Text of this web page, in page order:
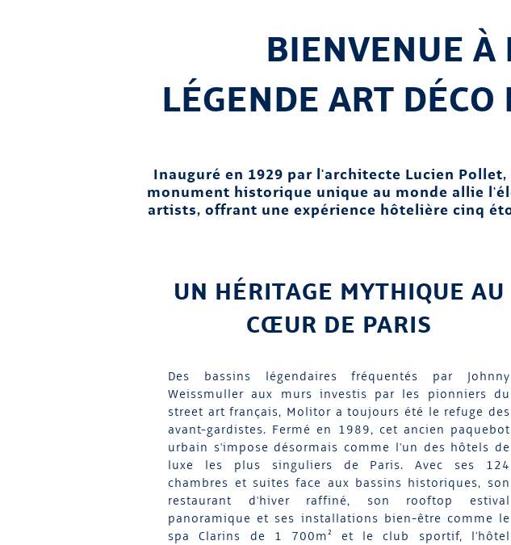
BIENVENUE À
LÉGENDE ART
Inauguré en 1929 par l'architecte Lucien
monument historique unique au monde allie
artists, offrant une expérience hôtelière cinq
UN HÉRITAGE MYTHIQUE AU
CŒUR DE PARIS
Des bassins légendaires fréquentés par Johnny
Weissmuller aux murs investis par les pionniers du
street art français, Molitor a toujours été le refuge des
avant-gardistes. Fermé en 1989, cet ancien paquebot
urbain s'impose désormais comme l'un des hôtels de
luxe les plus singuliers de Paris. Avec ses 124
chambres et suites face aux bassins historiques, son
restaurant d'hiver raffiné, son rooftop estival
panoramique et ses installations bien-être comme le
spa Clarins de 1 700m² et le club sportif, l'hôtel